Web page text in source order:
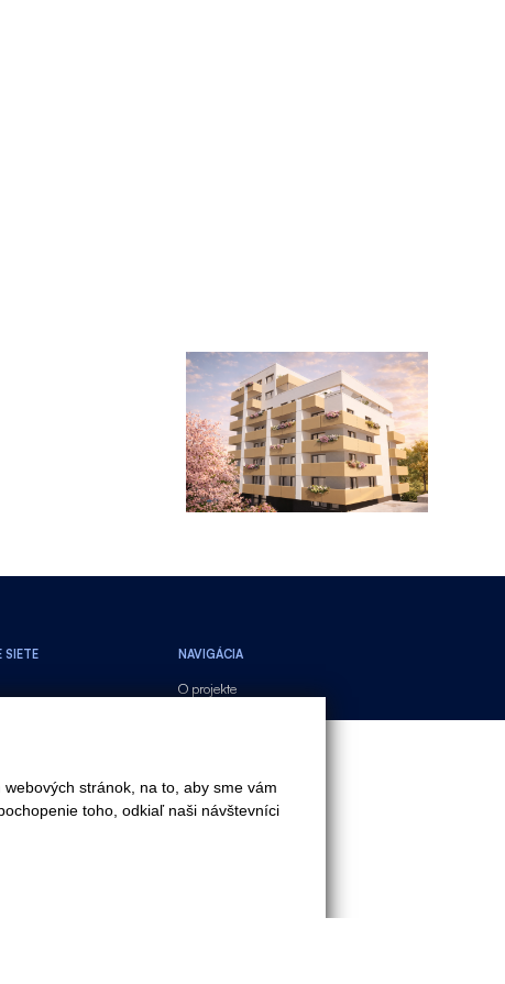
SIETE NAVIGÁCIA
O projekte
Financovanie
Galéria
stránok, na to, aby sme vám
toho, odkiaľ naši návštevníci